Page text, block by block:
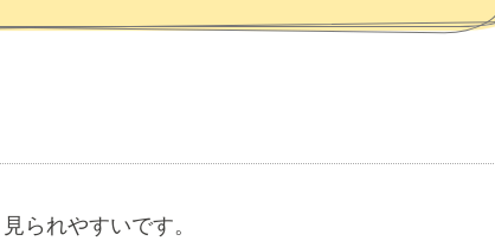
られやすいです。